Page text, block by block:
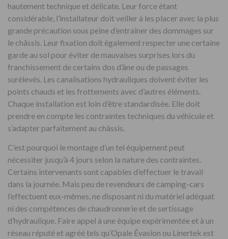
hautement technique et délicate. Leur force étant
considérable, l’installateur doit veiller à les placer avec la plus
grande précaution sous peine d’entraîner des dommages sur
le châssis. Leur fixation doit également respecter une certaine
garde au sol pour éviter de mauvaises surprises lors du
franchissement de certains dos d’âne ou de passages
surélevés. Les canalisations hydrauliques doivent éviter les
points chauds et les frottements avec d’autres éléments.
Chaque installation est loin d’être standardisée. Elle doit
prendre en compte les contraintes techniques du véhicule et
s’adapter parfaitement au châssis.
C’est pourquoi le montage d’un tel équipement peut
nécessiter jusqu’à 4 jours selon la nature des contraintes.
Certains intervenants sont capables d’effectuer le travail
dans la journée. Mais peu de revendeurs de camping-cars
l’effectuent eux-mêmes, ne disposant ni du matériel adéquat
ni des compétences de chaudronnerie et de sertissage
d’hydraulique. Faire appel à une équipe expérimentée et à un
réseau réputé et agréé tels qu’Opale Évasion ou Linertek est